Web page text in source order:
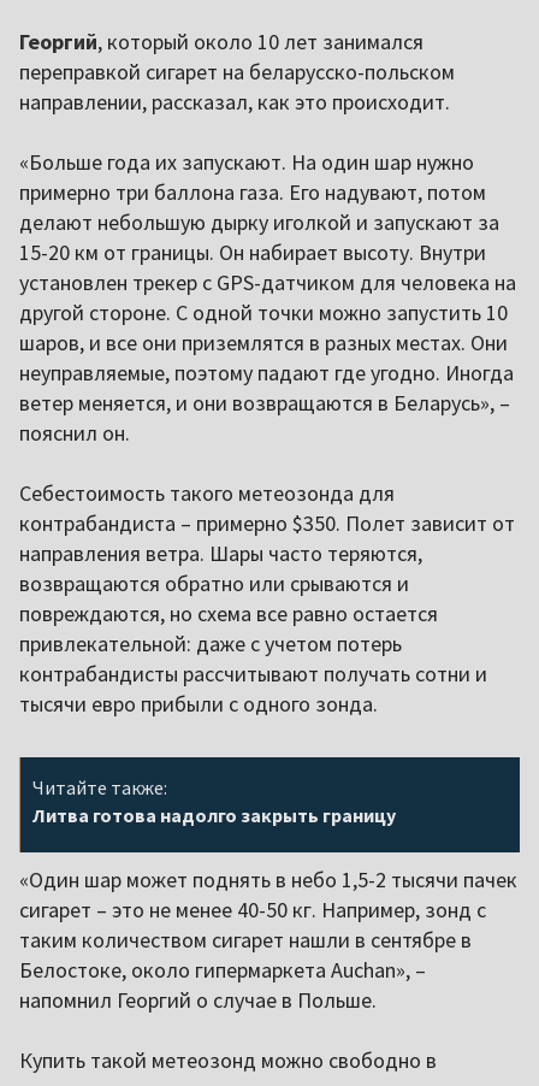
Георгий, который около 10 лет занимался
переправкой сигарет на беларусско-польском
направлении, рассказал, как это происходит.
«Больше года их запускают. На один шар нужно
примерно три баллона газа. Его надувают, потом
делают небольшую дырку иголкой и запускают за
15-20 км от границы. Он набирает высоту. Внутри
установлен трекер с GPS-датчиком для человека на
другой стороне. С одной точки можно запустить 10
шаров, и все они приземлятся в разных местах. Они
неуправляемые, поэтому падают где угодно. Иногда
ветер меняется, и они возвращаются в Беларусь», –
пояснил он.
Себестоимость такого метеозонда для
контрабандиста – примерно $350. Полет зависит от
направления ветра. Шары часто теряются,
возвращаются обратно или срываются и
повреждаются, но схема все равно остается
привлекательной: даже с учетом потерь
контрабандисты рассчитывают получать сотни и
тысячи евро прибыли с одного зонда.
Читайте также:
Литва готова надолго закрыть границу
«Один шар может поднять в небо 1,5-2 тысячи пачек
сигарет – это не менее 40-50 кг. Например, зонд с
таким количеством сигарет нашли в сентябре в
Белостоке, около гипермаркета Auchan», –
напомнил Георгий о случае в Польше.
Купить такой метеозонд можно свободно в